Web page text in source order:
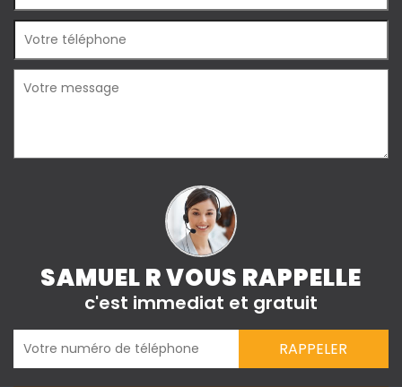
SAMUEL R VOUS RAPPELLE
c'est immediat et gratuit